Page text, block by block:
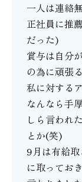
一人は連絡
正社員に推
だった)
賞与は自分
の為に頑張
私に対する
なんなら手
しら言われ
とか(笑)
9月は有給
に取ってお